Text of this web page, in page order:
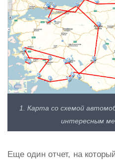
1. Карта со схемой
интересным
Еще один отчет, на